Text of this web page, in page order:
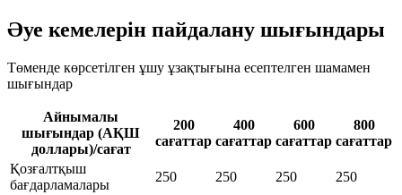
Әуе кемелерін пайдалану шығындары
Төменде көрсетілген ұшу ұзақтығына есептелген шамамен
шығындар
Айнымалы
шығындар (АҚШ
доллары)/сағат
200
сағаттар
400
сағаттар
600
сағаттар
800
сағаттар
Қозғалтқыш
бағдарламалары
250 250 250
250